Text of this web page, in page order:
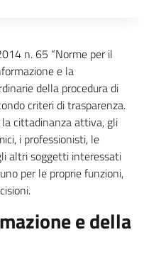
n. 65 “Norme per il
e la
della procedura di
criteri di trasparenza.
cittadinanza attiva, gli
i professionisti, le
altri soggetti interessati
per le proprie funzioni,
e della